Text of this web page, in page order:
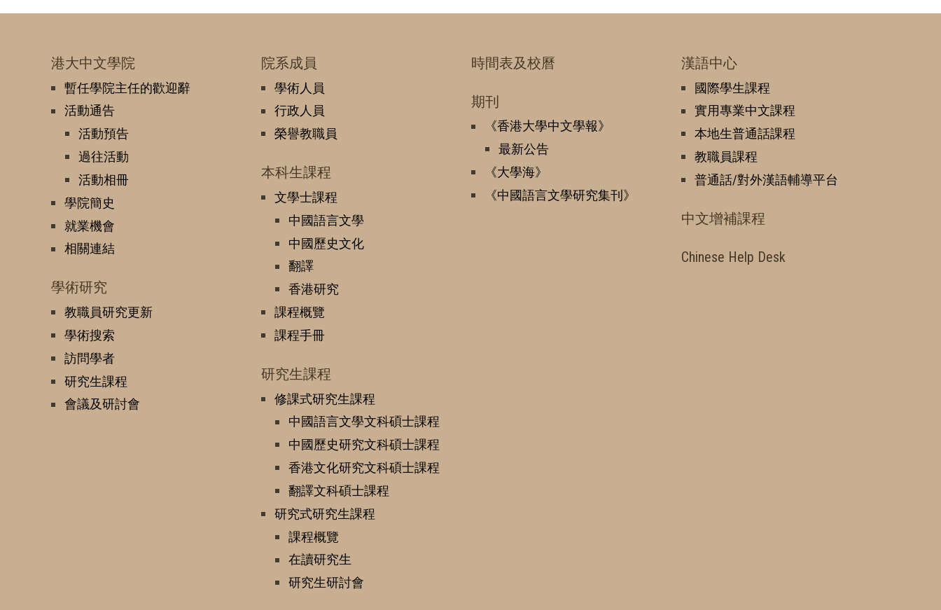
港大中文學院
暫任學院主任的歡迎辭
活動通告
活動預告
過往活動
活動相冊
學院簡史
就業機會
相關連結
學術研究
教職員研究更新
學術搜索
訪問學者
研究生課程
會議及研討會
院系成員
學術人員
行政人員
榮譽教職員
本科生課程
文學士課程
中國語言文學
中國歷史文化
翻譯
香港研究
課程概覽
課程手冊
研究生課程
修課式研究生課程
中國語言文學文科碩士課程
中國歷史研究文科碩士課程
香港文化研究文科碩士課程
翻譯文科碩士課程
研究式研究生課程
課程概覽
在讀研究生
研究生研討會
時間表及校曆
期刊
《香港大學中文學報》
最新公告
《大學海》
《中國語言文學研究集刊》
漢語中心
國際學生課程
實用專業中文課程
本地生普通話課程
教職員課程
普通話/對外漢語輔導平台
中文增補課程
Chinese Help Desk